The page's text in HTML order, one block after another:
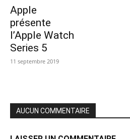
Apple
présente
l’Apple Watch
Series 5
11 septembre 2019
AUCUN COMMENTAIRE